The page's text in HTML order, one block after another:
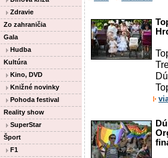
Zdravie
Zo zahraničia
Gala
Hudba
Kultúra
Kino, DVD
Knižné novinky
Pohoda festival
Reality show
SuperStar
Šport
F1